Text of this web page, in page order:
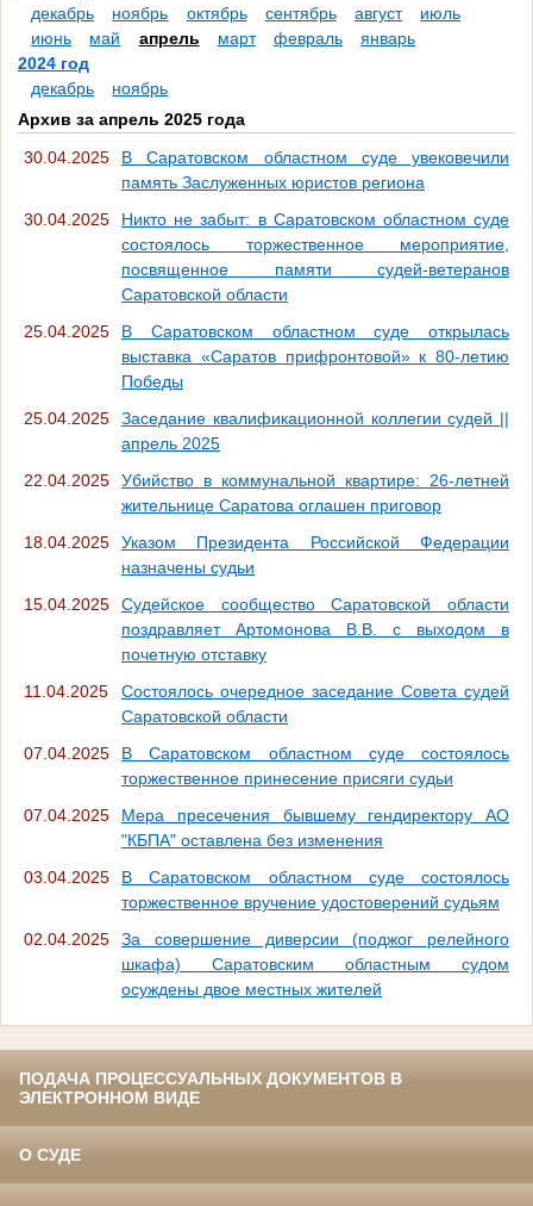
декабрь
ноябрь октябрь сентябрь август
июль
июнь
май апрель март февраль
январь
2024 год
декабрь
ноябрь
Архив за апрель 2025 года
30.04.2025
В Саратовском областном суде увековечили
память Заслуженных юристов региона
30.04.2025
Никто не забыт: в Саратовском областном суде
состоялось торжественное мероприятие,
посвященное памяти судей-ветеранов
Саратовской области
25.04.2025
В Саратовском областном суде открылась
выставка «Саратов прифронтовой» к 80-летию
Победы
25.04.2025
Заседание квалификационной коллегии судей ||
апрель 2025
22.04.2025
Убийство в коммунальной квартире: 26-летней
жительнице Саратова оглашен приговор
18.04.2025
Указом Президента Российской Федерации
назначены судьи
15.04.2025
Судейское сообщество Саратовской области
поздравляет Артомонова В.В. с выходом в
почетную отставку
11.04.2025
Состоялось очередное заседание Совета судей
Саратовской области
07.04.2025
В Саратовском областном суде состоялось
торжественное принесение присяги судьи
07.04.2025
Мера пресечения бывшему гендиректору АО
"КБПА" оставлена без изменения
03.04.2025
В Саратовском областном суде состоялось
торжественное вручение удостоверений судьям
02.04.2025
За совершение диверсии (поджог релейного
шкафа) Саратовским областным судом
осуждены двое местных жителей
ПОДАЧА ПРОЦЕССУАЛЬНЫХ ДОКУМЕНТОВ В
ЭЛЕКТРОННОМ ВИДЕ
О СУДЕ